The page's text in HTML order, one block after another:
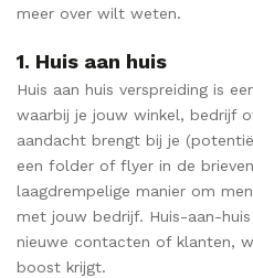
meer over wilt weten.
1. Huis aan huis
Huis aan huis verspreiding is
waarbij je jouw winkel, bedrijf
aandacht brengt bij je
een folder of flyer in de
laagdrempelige manier om
met jouw bedrijf. Huis-aan-
nieuwe contacten of klanten,
boost krijgt.